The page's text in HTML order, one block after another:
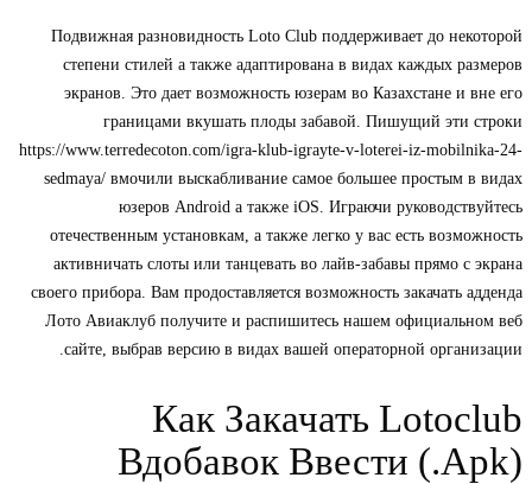
Подвижная разновидность Loto Club поддерживает до
степени стилей а также адаптирована в видах каждых
экранов. Это дает возможность юзерам во Казахстане и
границами вкушать плоды забавой. Пишущий эти
https://www.terredecoton.com/igra-klub-igrayte-v-loterei-iz-
sedmaya/ вмочили выскабливание самое большее простым в
юзеров Android а также iOS.Играючи
отечественным установкам, а также легко у вас есть
активничать слоты или танцевать во лайв-забавы прямо с
своего прибора. Вам продоставляется возможность закачать
Лото Авиаклуб получите и распишитесь нашем
сайте, выбрав версию в видах вашей операторной
Как Закачать
Вдобавок Ввести